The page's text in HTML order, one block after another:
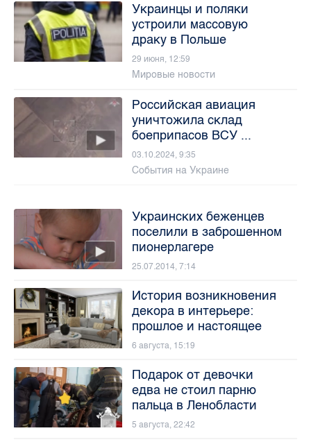
Украинцы и поляки
устроили массовую
драку в Польше
29 июня, 12:59
Мировые новости
Российская авиация
уничтожила склад
боеприпасов ВСУ ...
03.10.2024, 9:35
События на Украине
Украинских беженцев
поселили в заброшенном
пионерлагере
25.07.2014, 7:14
История возникновения
декора в интерьере:
прошлое и настоящее
6 августа, 15:19
Подарок от девочки
едва не стоил парню
пальца в Ленобласти
5 августа, 22:42